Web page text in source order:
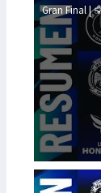
Gran Final |